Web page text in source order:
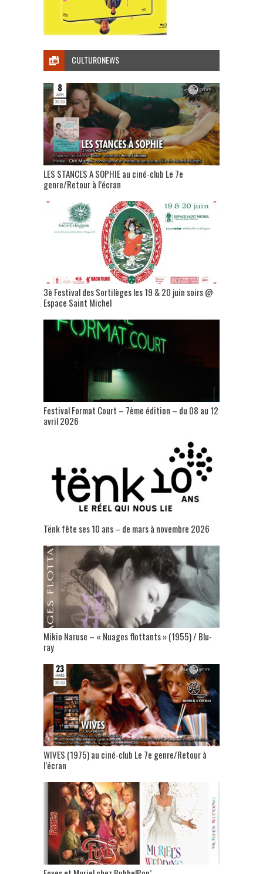
CULTURONEWS
LES STANCES A SOPHIE au ciné-club Le 7e
genre/Retour à l’écran
3è Festival des Sortilèges les 19 & 20 juin soirs @
Espace Saint Michel
Festival Format Court – 7ème édition – du 08 au 12
avril 2026
Tënk fête ses 10 ans – de mars à novembre 2026
Mikio Naruse – « Nuages flottants » (1955) / Blu-
ray
WIVES (1975) au ciné-club Le 7e genre/Retour à
l’écran